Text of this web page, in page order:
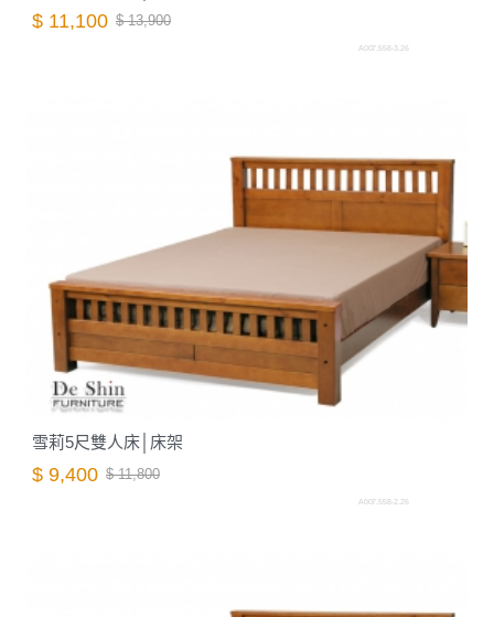
$ 11,100 $ 13,900
A007.558-3.26
雪莉5尺雙人床│床架
$ 9,400 $ 11,800
A007.558-2.26